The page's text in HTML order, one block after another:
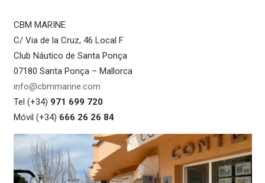
CBM MARINE
C/ Via de la Cruz, 46 Local F
Club Náutico de Santa Ponça
07180 Santa Ponça – Mallorca
info@cbmmarine.com
Tel (+34) 971 699 720
Móvil (+34) 666 26 26 84